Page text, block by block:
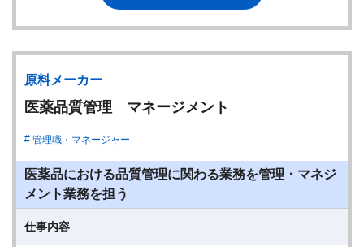
原料メーカー
医薬品質管理 マネージメント
管理職・マネージャー
医薬品における品質管理に関わる業務を管理・マネジ
メント業務を担う
仕事内容